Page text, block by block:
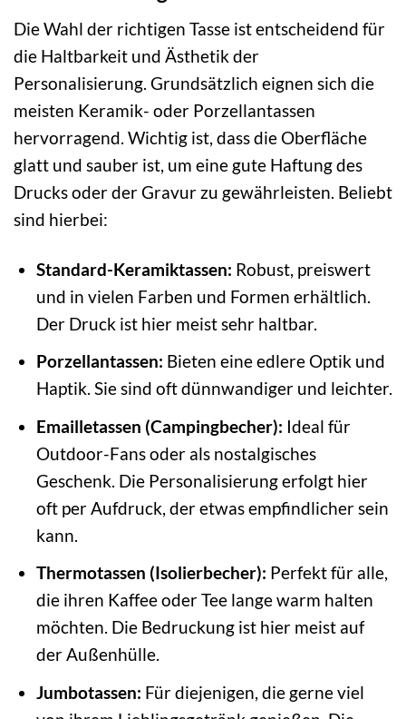
Die Wahl der richtigen Tasse ist entscheidend für
die Haltbarkeit und Ästhetik der
Personalisierung. Grundsätzlich eignen sich die
meisten Keramik- oder Porzellantassen
hervorragend. Wichtig ist, dass die Oberfläche
glatt und sauber ist, um eine gute Haftung des
Drucks oder der Gravur zu gewährleisten. Beliebt
sind hierbei:
Standard-Keramiktassen: Robust, preiswert
und in vielen Farben und Formen erhältlich.
Der Druck ist hier meist sehr haltbar.
Porzellantassen: Bieten eine edlere Optik und
Haptik. Sie sind oft dünnwandiger und leichter.
Emailletassen (Campingbecher): Ideal für
Outdoor-Fans oder als nostalgisches
Geschenk. Die Personalisierung erfolgt hier
oft per Aufdruck, der etwas empfindlicher sein
kann.
Thermotassen (Isolierbecher): Perfekt für alle,
die ihren Kaffee oder Tee lange warm halten
möchten. Die Bedruckung ist hier meist auf
der Außenhülle.
Jumbotassen: Für diejenigen, die gerne viel